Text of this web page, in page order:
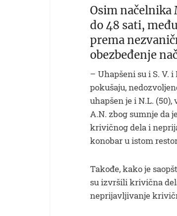
Osim načelnika
do 48 sati,
prema
obezbeđenje
– Uhapšeni su i S. V.
pokušaju,
uhapšen je i N.L.
A.N. zbog sumnje da
krivičnog dela i
konobar u istom
Takođe, kako je
su izvršili krivična
neprijavljivanje